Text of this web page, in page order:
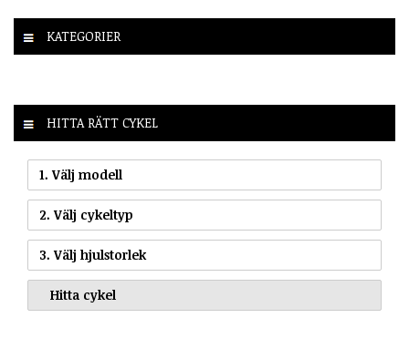
KATEGORIER
HITTA RÄTT CYKEL
1. Välj modell
2. Välj cykeltyp
3. Välj hjulstorlek